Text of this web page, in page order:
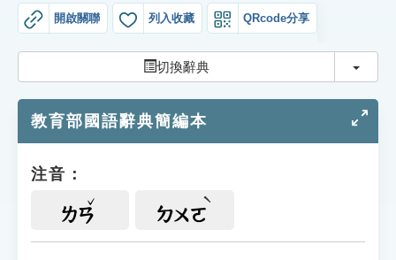
成語故事
索引選單
單字索引
遊戲專區
開啟關聯 列入收藏 QRcode分享
切換辭典 切換
教育部國語辭典簡編本
注音：
ㄌㄢ ㄉㄨㄛ